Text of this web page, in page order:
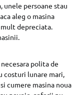
unele persoane stau
aleg o masina
mult depreciata.
polita de
costuri lunare mari,
cumere masina noua